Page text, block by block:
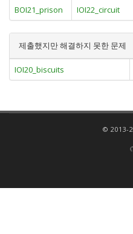
BOI21_prison
IOI22_circuit
제출했지만 해결하지 못한 문제
IOI20_biscuits
© 2013-